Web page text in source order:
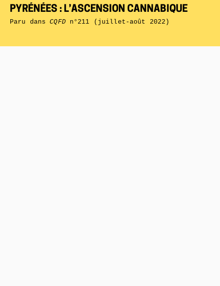
PYRÉNÉES : L’ASCENSION CANNABIQUE
Paru dansCQFDn°211 (juillet-août 2022)